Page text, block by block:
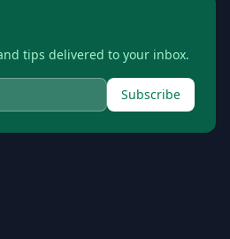
tips delivered to your inbox.
Subscribe